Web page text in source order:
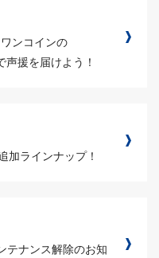
ンコインの
援を届けよう！
加ラインナップ！
テナンス解除のお知